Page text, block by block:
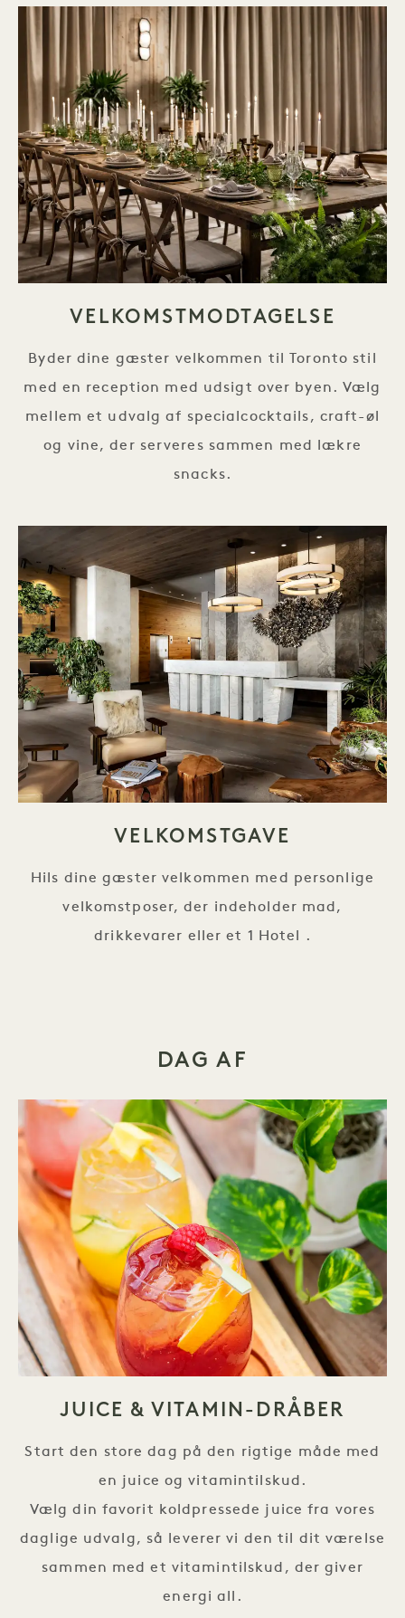
VELKOMSTMODTAGELSE
Byder dine gæster velkommen til Toronto stil
med en reception med udsigt over byen. Vælg
mellem et udvalg af specialcocktails, craft-øl
og vine, der serveres sammen med lækre
snacks.
VELKOMSTGAVE
Hils dine gæster velkommen med personlige
velkomstposer, der indeholder mad,
drikkevarer eller et 1 Hotel .
DAG AF
JUICE & VITAMIN-DRÅBER
Start den store dag på den rigtige måde med
en juice og vitamintilskud.
Vælg din favorit koldpressede juice fra vores
daglige udvalg, så leverer vi den til dit værelse
sammen med et vitamintilskud, der giver
energi all.